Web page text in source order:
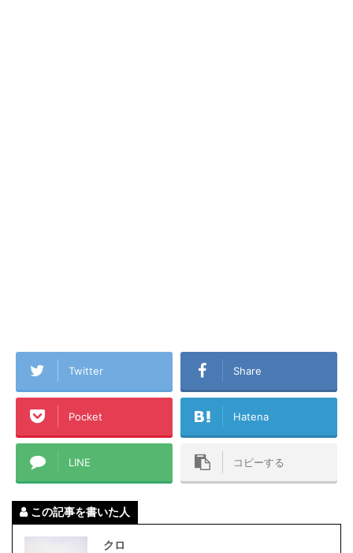
Twitter Share
Pocket Hatena
LINE コピーする
この記事を書いた人
クロ